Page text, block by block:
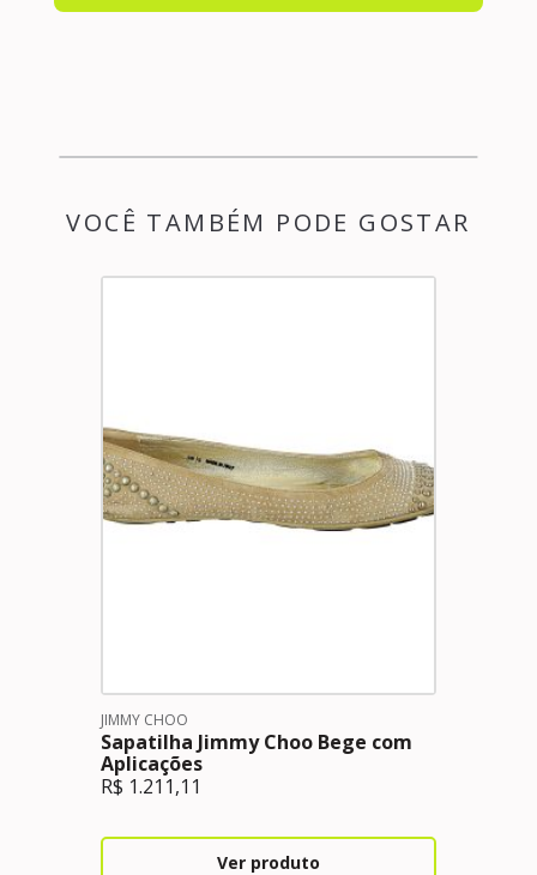
VOCÊ TAMBÉM PODE GOSTAR
JIMMY CHOO
Sapatilha Jimmy Choo Bege com
Aplicações
R$ 1.211,11
Ver produto